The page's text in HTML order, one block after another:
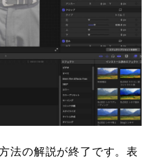
法の解説が終了です。表